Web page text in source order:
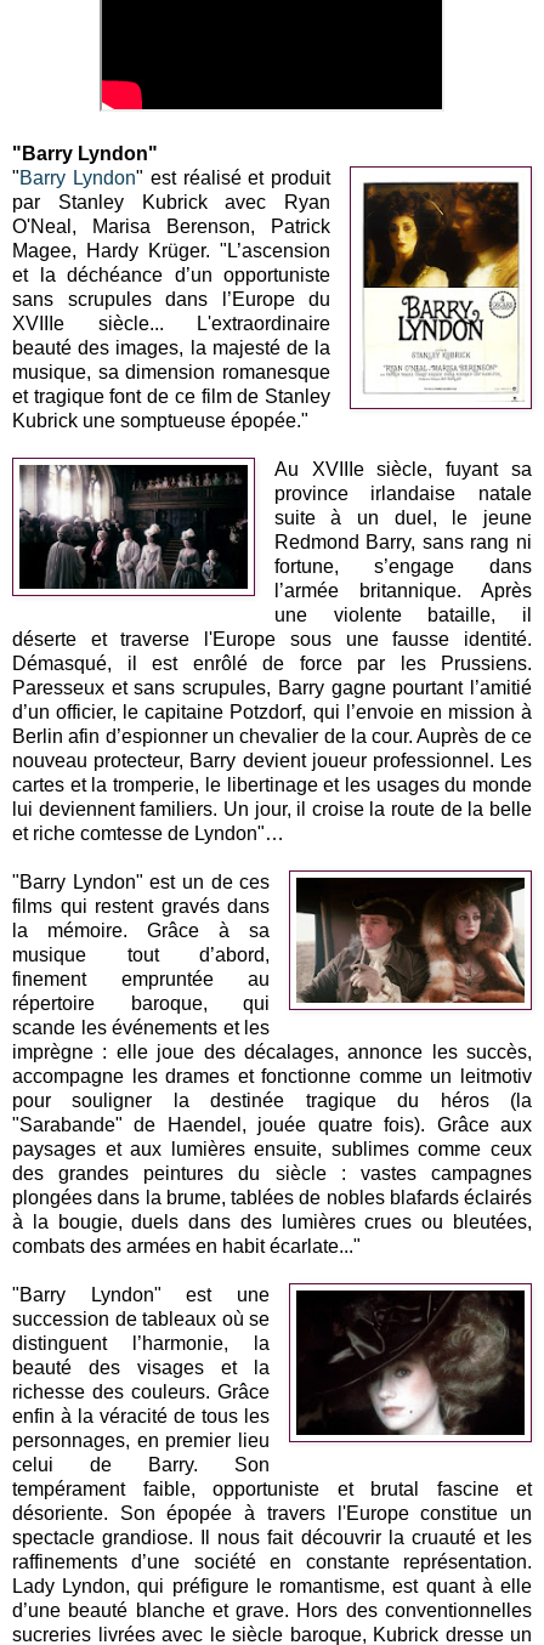
"Barry Lyndon"
"Barry Lyndon" est réalisé et produit
par Stanley Kubrick avec Ryan
O'Neal, Marisa Berenson, Patrick
Magee, Hardy Krüger. "L’ascension
et la déchéance d’un opportuniste
sans scrupules dans l’Europe du
XVIIIe siècle... L'extraordinaire
beauté des images, la majesté de la
musique, sa dimension romanesque
et tragique font de ce film de Stanley
Kubrick une somptueuse épopée."
Au XVIIIe siècle, fuyant sa
province irlandaise natale
suite à un duel, le jeune
Redmond Barry, sans rang ni
fortune, s’engage dans
l’armée britannique. Après
une violente bataille, il
déserte et traverse l'Europe sous une fausse identité.
Démasqué, il est enrôlé de force par les Prussiens.
Paresseux et sans scrupules, Barry gagne pourtant l’amitié
d’un officier, le capitaine Potzdorf, qui l’envoie en mission à
Berlin afin d’espionner un chevalier de la cour. Auprès de ce
nouveau protecteur, Barry devient joueur professionnel. Les
cartes et la tromperie, le libertinage et les usages du monde
lui deviennent familiers. Un jour, il croise la route de la belle
et riche comtesse de Lyndon"…
"Barry Lyndon" est un de ces
films qui restent gravés dans
la mémoire. Grâce à sa
musique tout d’abord,
finement empruntée au
répertoire baroque, qui
scande les événements et les
imprègne : elle joue des décalages, annonce les succès,
accompagne les drames et fonctionne comme un leitmotiv
pour souligner la destinée tragique du héros (la
"Sarabande" de Haendel, jouée quatre fois). Grâce aux
paysages et aux lumières ensuite, sublimes comme ceux
des grandes peintures du siècle : vastes campagnes
plongées dans la brume, tablées de nobles blafards éclairés
à la bougie, duels dans des lumières crues ou bleutées,
combats des armées en habit écarlate..."
"Barry Lyndon" est une
succession de tableaux où se
distinguent l’harmonie, la
beauté des visages et la
richesse des couleurs. Grâce
enfin à la véracité de tous les
personnages, en premier lieu
celui de Barry. Son
tempérament faible, opportuniste et brutal fascine et
désoriente. Son épopée à travers l'Europe constitue un
spectacle grandiose. Il nous fait découvrir la cruauté et les
raffinements d’une société en constante représentation.
Lady Lyndon, qui préfigure le romantisme, est quant à elle
d’une beauté blanche et grave. Hors des conventionnelles
sucreries livrées avec le siècle baroque, Kubrick dresse un